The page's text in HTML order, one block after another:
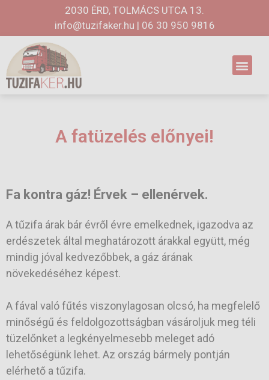
2030 ÉRD, TOLMÁCS UTCA 13.
info@tuzifaker.hu | 06 30 950 9816
A fatüzelés előnyei!
Fa kontra gáz! Érvek – ellenérvek.
A tűzifa árak bár évről évre emelkednek, igazodva az
erdészetek által meghatározott árakkal együtt, még
mindig jóval kedvezőbbek, a gáz árának
növekedéséhez képest.
A fával való fűtés viszonylagosan olcsó, ha megfelelő
minőségű és feldolgozottságban vásároljuk meg téli
tüzelőnket a legkényelmesebb meleget adó
lehetőségünk lehet. Az ország bármely pontján
elérhető a tűzifa.